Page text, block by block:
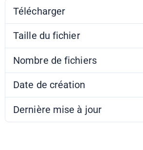
Télécharger
Taille du fichier
Nombre de fichiers
Date de création
Dernière mise à jour